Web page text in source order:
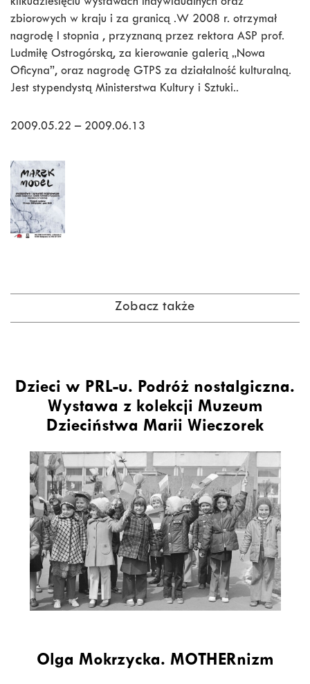
kilkudziesięciu wystawach indywidualnych oraz
zbiorowych w kraju i za granicą .W 2008 r. otrzymał
nagrodę I stopnia , przyznaną przez rektora ASP prof.
Ludmiłę Ostrogórską, za kierowanie galerią „Nowa
Oficyna”, oraz nagrodę GTPS za działalność kulturalną.
Jest stypendystą Ministerstwa Kultury i Sztuki..
2009.05.22 – 2009.06.13
Zobacz także
Dzieci w PRL-u. Podróż nostalgiczna.
Wystawa z kolekcji Muzeum
Dzieciństwa Marii Wieczorek
Olga Mokrzycka. MOTHERnizm